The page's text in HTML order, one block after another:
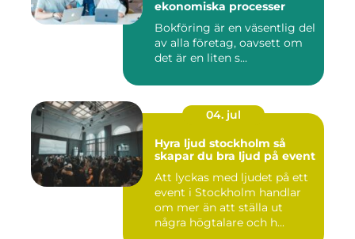
ekonomiska processer
Bokföring är en väsentlig del
av alla företag, oavsett om
det är en liten s...
04. jul
Hyra ljud stockholm så
skapar du bra ljud på event
Att lyckas med ljudet på ett
event i Stockholm handlar
om mer än att ställa ut
några högtalare och h...